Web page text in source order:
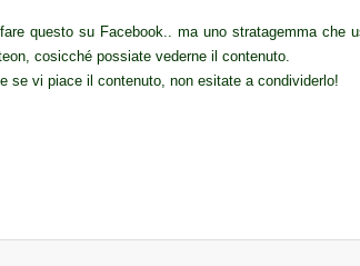
questo su Facebook.. ma uno stratagemma che
cosicché possiate vederne il contenuto.
se vi piace il contenuto, non esitate a condividerlo!